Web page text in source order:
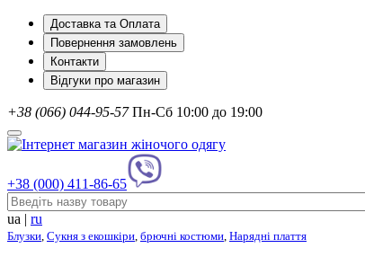
Доставка та Оплата
Повернення замовлень
Контакти
Відгуки про магазин
+38 (066) 044-95-57Пн-Сб 10:00 до 19:00
+38 (000) 411-86-65
ua | ru
Блузки, Сукня з екошкіри, брючні костюми, Нарядні плаття